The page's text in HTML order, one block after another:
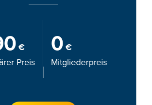
€
Preis
0 €
Mitgliederpreis